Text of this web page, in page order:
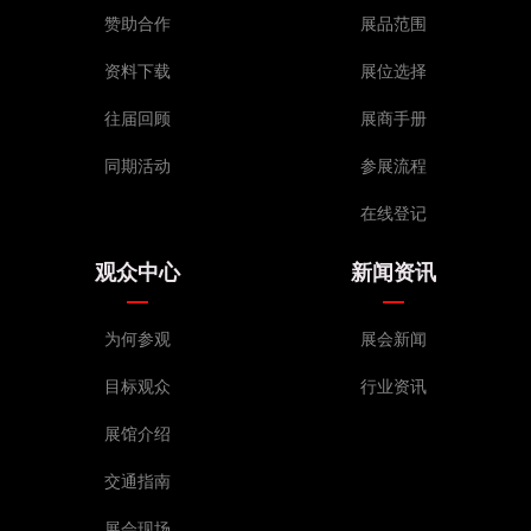
赞助合作
资料下载
往届回顾
同期活动
展品范围
展位选择
展商手册
参展流程
在线登记
观众中心
为何参观
目标观众
展馆介绍
交通指南
新闻资讯
展会新闻
行业资讯